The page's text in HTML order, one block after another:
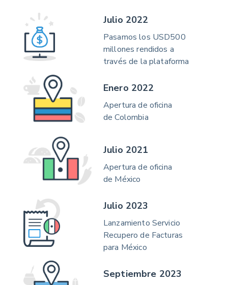
Julio 2022
Pasamos los USD500
millones rendidos a
través de la plataforma
Enero 2022
Apertura de oficina
de Colombia
Julio 2021
Apertura de oficina
de México
Julio 2023
Lanzamiento Servicio
Recupero de Facturas
para México
Septiembre 2023